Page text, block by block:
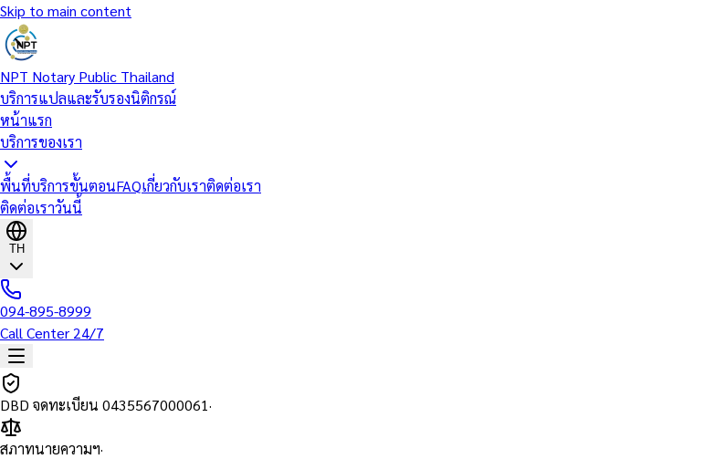
Skip to main content
NPT Notary Public Thailand
บริการแปลและรับรองนิติกรณ์
หน้าแรก
บริการของเรา
พื้นที่บริการขั้นตอนFAQเกี่ยวกับเราติดต่อเรา
ติดต่อเราวันนี้
TH
094-895-8999
Call Center 24/7
DBD จดทะเบียน 0435567000061·
สภาทนายความฯ·